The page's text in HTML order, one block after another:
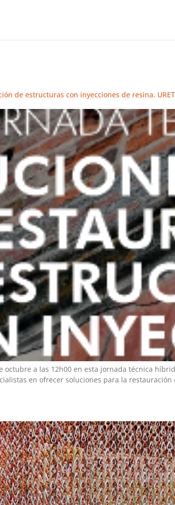
de estructuras con inyecciones de resina.
a las 12h00 en esta jornada técnica
en ofrecer soluciones para la